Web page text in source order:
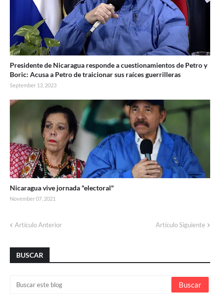
Presidente de Nicaragua responde a cuestionamientos de Petro y
Boric: Acusa a Petro de traicionar sus raíces guerrilleras
September 13, 2023
Nicaragua vive jornada "electoral"
November 07, 2021
Artículo Anterior Artículo Siguiente
BUSCAR